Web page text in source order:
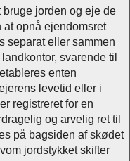
jorden og eje de
at opnå ejendomsret
separat eller sammen
svarende til
enten
levetid eller i
registreret for en
og arvelig ret til
på bagsiden af skødet
jordstykket skifter